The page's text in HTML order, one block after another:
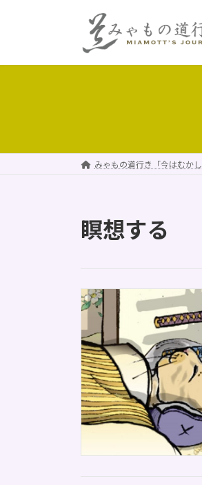
プ
動
みゃもの道行き「今はむか
瞑想する